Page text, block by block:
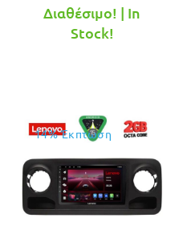
was:
τρέχουσα
Διαθέσιμο! | In
Stock!
14% Έκπτωση